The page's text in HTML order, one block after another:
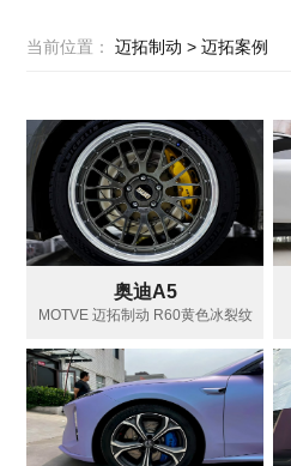
当前位置：迈拓制动 > 迈拓案例
奥迪A5
MOTVE 迈拓制动 R60黄色冰裂纹